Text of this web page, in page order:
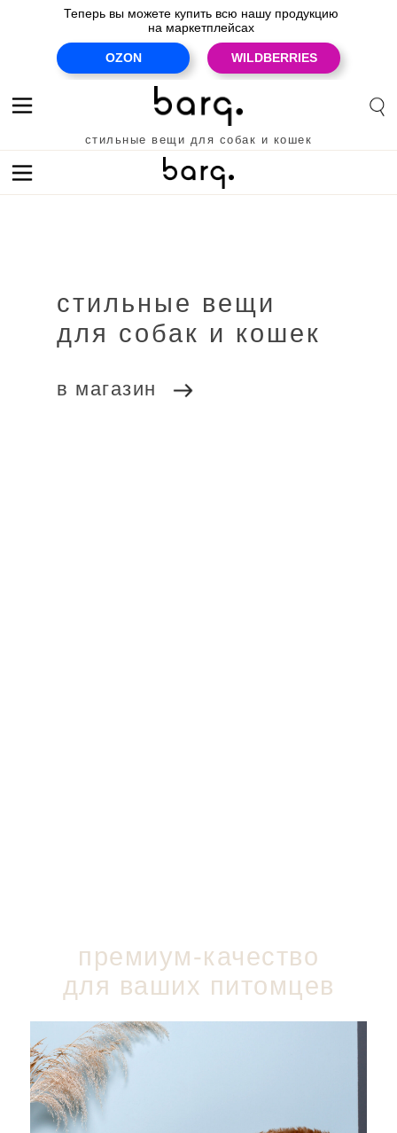
Теперь вы можете купить всю нашу продукцию
на маркетплейсах
WILDBERRIES
OZON
для кошек для собак
новинки
стильные вещи для собак и кошек
для кошек для собак
в магазин
стильные вещи
для собак и кошек
премиум-качество
для ваших питомцев